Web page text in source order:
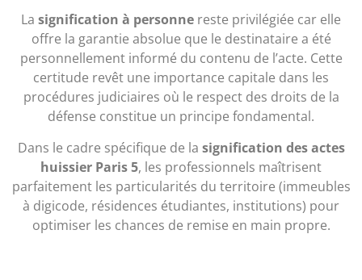
La signification à personne reste privilégiée car elle
offre la garantie absolue que le destinataire a été
personnellement informé du contenu de l’acte. Cette
certitude revêt une importance capitale dans les
procédures judiciaires où le respect des droits de la
défense constitue un principe fondamental.
Dans le cadre spécifique de la signification des actes
huissier Paris 5, les professionnels maîtrisent
parfaitement les particularités du territoire (immeubles
à digicode, résidences étudiantes, institutions) pour
optimiser les chances de remise en main propre.